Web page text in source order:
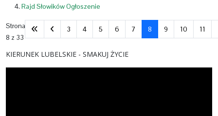
Rajd Słowików Ogłoszenie
Strona
8 z 33
3 4 5 6 7 8 9 10 11
KIERUNEK LUBELSKIE - SMAKUJ ŻYCIE